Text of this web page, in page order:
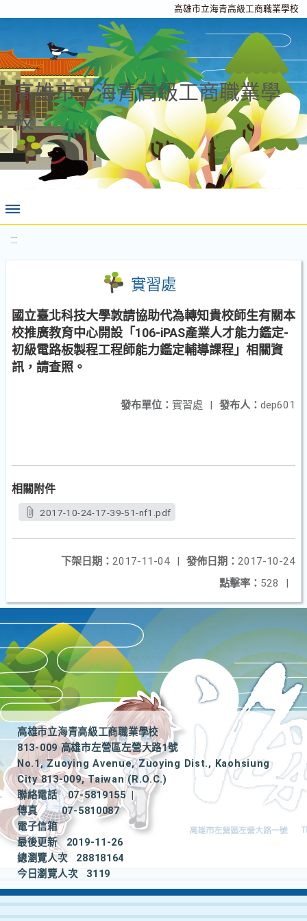
高雄市立海青高級工商職業學校
高雄市立海青高級工商職業學
校
:::
實習處
國立臺北科技大學敦請協助代為轉知貴校師生有關本
校推廣教育中心開設「106-iPAS產業人才能力鑑定-
初級電路板製程工程師能力鑑定輔導課程」相關資
訊，請查照。
發布人： dep601
發布單位： 實習處 |
相關附件
2017-10-24-17-39-51-nf1.pdf
發佈日期： 2017-10-24
下架日期： 2017-11-04
|
點擊率： 528 |
高雄市立海青高級工商職業學校
813-009 高雄市左營區左營大路1號
No.1, Zuoying Avenue, Zuoying Dist., Kaohsiung
City 813-009, Taiwan (R.O.C.)
聯絡電話
07-5819155
|
傳真
07-5810087
電子信箱
最後更新
2019-11-26
總瀏覽人次
28818164
今日瀏覽人次
3119